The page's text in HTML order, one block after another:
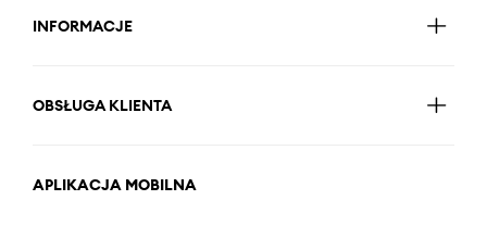
INFORMACJE
OBSŁUGA KLIENTA
APLIKACJA MOBILNA